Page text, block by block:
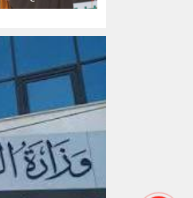
وزارة الزراعة
0
0